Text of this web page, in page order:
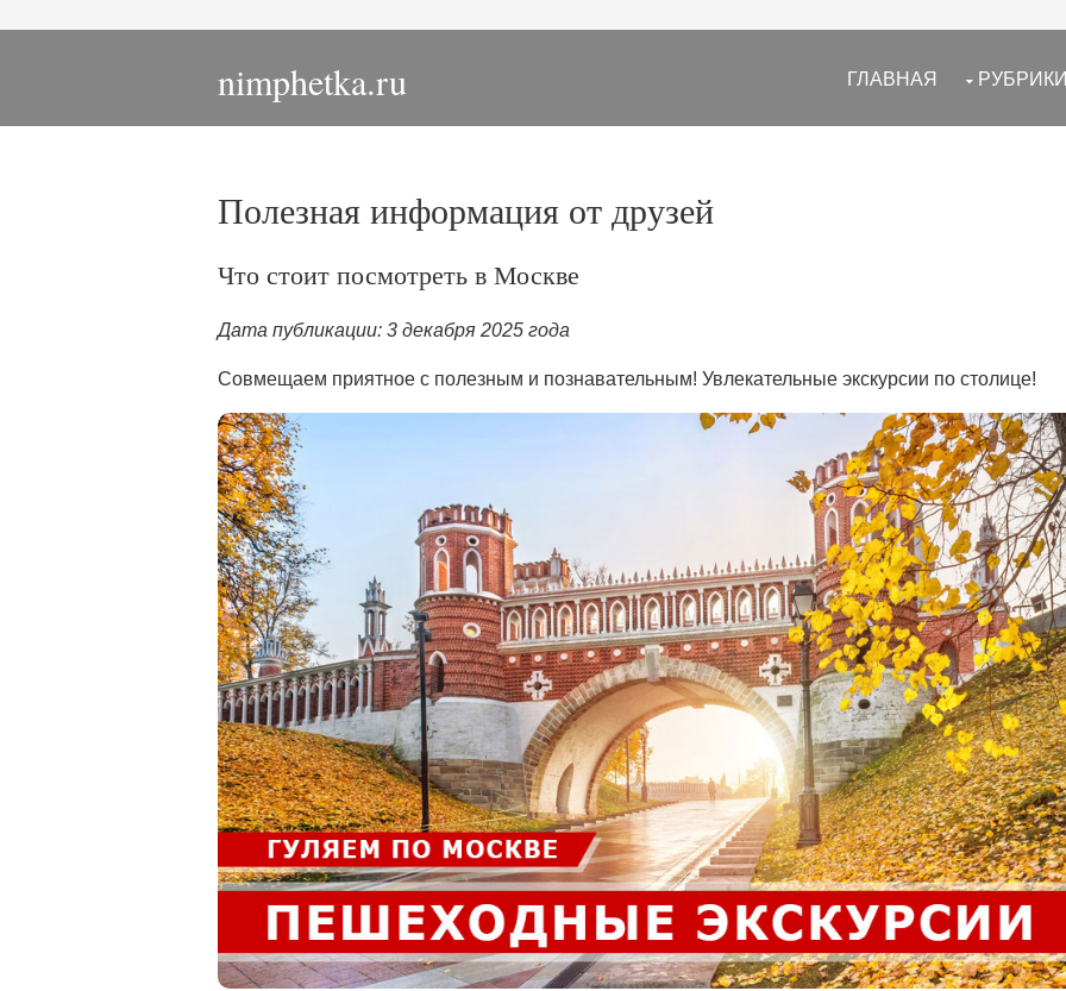
nimphetka.ru ГЛАВНАЯ РУБРИКИ
Полезная информация от друзей
Что стоит посмотреть в Москве
Дата публикации: 3 декабря 2025 года
Совмещаем приятное с полезным и познавательным! Увлекательные экскурсии по столице!